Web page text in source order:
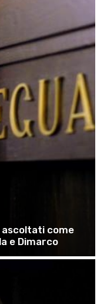
ascoltati come
e Dimarco